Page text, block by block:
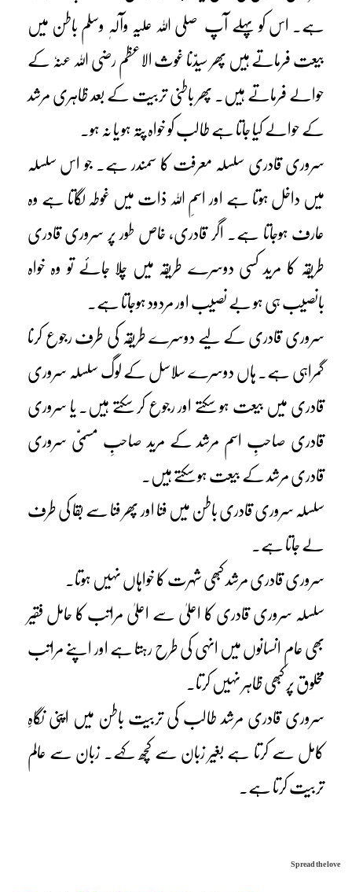
ہے۔ اس کو پہلے آپ صلی اللہ علیہ وآلہٖ وسلم باطن میں
بیعت فرماتے ہیں پھر سیدّنا غوث الاعظم رضی اللہ عنہٗ کے
حوالے فرماتے ہیں۔ پھر باطنی تربیت کے بعد ظاہری مرشد
کے حوالے کیا جاتا ہے طالب کو خواہ پتہ ہو یا نہ ہو۔
سروری قادری سلسلہ معرفت کا سمندر ہے۔ جو اس سلسلہ
میں داخل ہوتا ہے اور اسمِ اللہ ذات میں غوطہ لگاتا ہے وہ
عارف ہوجاتا ہے۔ اگر قادری، خاص طور پر سروری قادری
طریقہ کا مرید کسی دوسرے طریقہ میں چلا جائے تو وہ خواہ
بانصیب ہی ہو بے نصیب اور مردود ہوجاتا ہے۔
سروری قادری کے لیے دوسرے طریقہ کی طرف رجوع کرنا
گمراہی ہے۔ ہاں دوسرے سلاسل کے لوگ سلسلہ سروری
قادری میں بیعت ہو سکتے اور رجوع کر سکتے ہیں۔ یا سروری
قادری صاحبِ اسم مرشد کے مرید صاحبِ مسمیّٰ سروری
قادری مرشد کے بیعت ہو سکتے ہیں۔
سلسلہ سروری قادری باطن میں فنا اور پھر فنا سے بقا کی طرف
لے جاتا ہے۔
سروری قادری مرشد کبھی شہرت کا خواہاں نہیں ہوتا۔
سلسلہ سروری قادری کا اعلیٰ سے اعلیٰ مراتب کا حامل فقیر
بھی عام انسانوں میں انہی کی طرح رہتا ہے اور اپنے مراتب
مخلوق پر کبھی ظاہر نہیں کرتا۔
سروری قادری مرشد طالب کی تربیت باطن میں اپنی نگاہِ
کامل سے کرتا ہے بغیر زبان سے کچھ کہے۔ زبان سے عالم
تربیت کرتا ہے۔
Spread the love